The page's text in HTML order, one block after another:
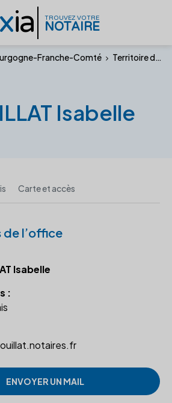
ia TROUVEZ VOTRE
NOTAIRE
Franche-Comté Territoire de Belfort
Isabelle
Carte et accès
l’office
Isabelle
:
ENVOYER UN MAIL